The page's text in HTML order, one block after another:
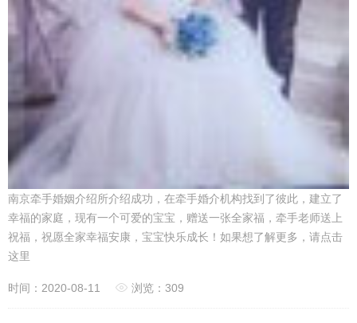
南京牵手婚姻介绍所介绍成功，在牵手婚介机构找到了彼此，建立了
幸福的家庭，现有一个可爱的宝宝，赠送一张全家福，牵手老师送上
祝福，祝愿全家幸福安康，宝宝快乐成长！如果想了解更多，请点击
这里
时间：2020-08-11 浏览：309